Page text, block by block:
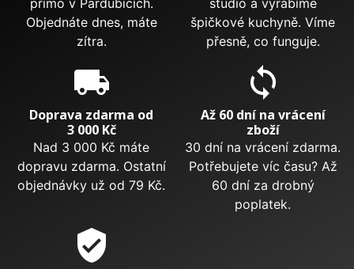
Objednáte dnes, máte
zítra.
špičkové kuchyně. Víme
přesně, co funguje.
local_shipping
Doprava zdarma od
3 000 Kč
Nad 3 000 Kč máte
dopravu zdarma. Ostatní
objednávky už od 79 Kč.
sync
Až 60 dní na vrácení
zboží
30 dní na vrácení zdarma.
Potřebujete víc času? Až
60 dní za drobný
poplatek.
verified_user